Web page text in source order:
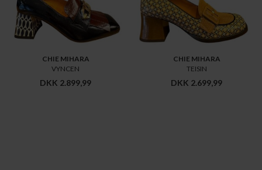
CHIE MIHARA
VYNCEN
DKK 2.899,99
CHIE MIHARA
TEISIN
DKK 2.699,99